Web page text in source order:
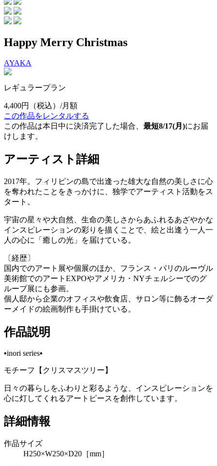
Happy Merry Christmas
AYAKA
レギュラープラン
4,400円
（税込）/月額
この作品をレンタルする
この作品は本日中に決済完了した場合、 最短8/17(月)にお届
けします。
アーティスト詳細
2017年。フィリピンの島で出逢った雄大な自然の美しさに心
を奪われたことをきっかけに、独学でアーティスト活動をス
タート。
宇宙の星々や大自然、生命の美しさからあふれるあざやかな
インスピレーションの彩りを描くことで、絵と出逢う一人一
人の心に「癒しの光」を届けている。
〔経歴〕
国内でのアート展や個展のほか、フランス・パリのルーヴル
美術館でのアートEXPOやアメリカ・NYチェルシーでのグ
ループ展にも参画。
個人邸から企業のオフィスや飲食店、サロン等に飾るオーダ
ーメイドの絵画制作も手掛けている。
作品説明
▪️inori series▪️
モチーフ【クリスマスツリー】
日々の暮らしをふわりと彩るような、インスピレーションを
心に灯してくれるアートピースを創作しています。
詳細情報
作品サイズ
H250×W250×D20［mm］